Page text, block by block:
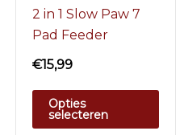
2 in 1 Slow Paw 7
Pad Feeder
€15,99
Opties
selecteren